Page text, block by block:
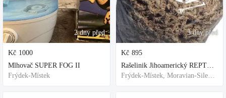
2 dny před
Kč 1000
Mlhovač SUPER FOG II
Frýdek-Místek
3 dny před
Kč 895
Rašelinik Jihoamerický REPTER - 5 balení - 500g -
Frýdek-Místek, Moravian-Silesian Region,Others